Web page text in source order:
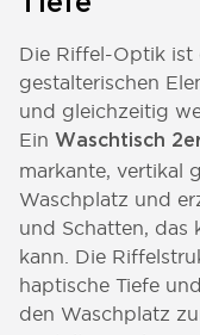
Die Riffel-Optik ist
gestalterischen
und gleichzeitig
Ein Waschtisch
markante, vertikal
Waschplatz und
und Schatten, das
kann. Die
haptische Tiefe
den Waschplatz